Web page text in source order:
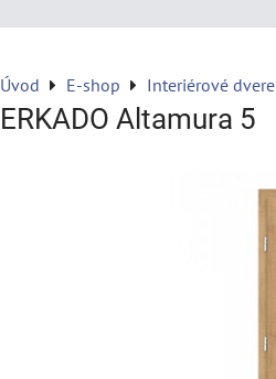
Úvod E-shop Interiérové dvere
ERKADO Altamura 5